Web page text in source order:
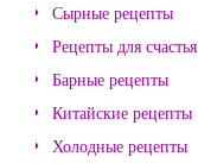
Сырные рецепты
Рецепты для счастья
Барные рецепты
Китайские рецепты
Холодные рецепты